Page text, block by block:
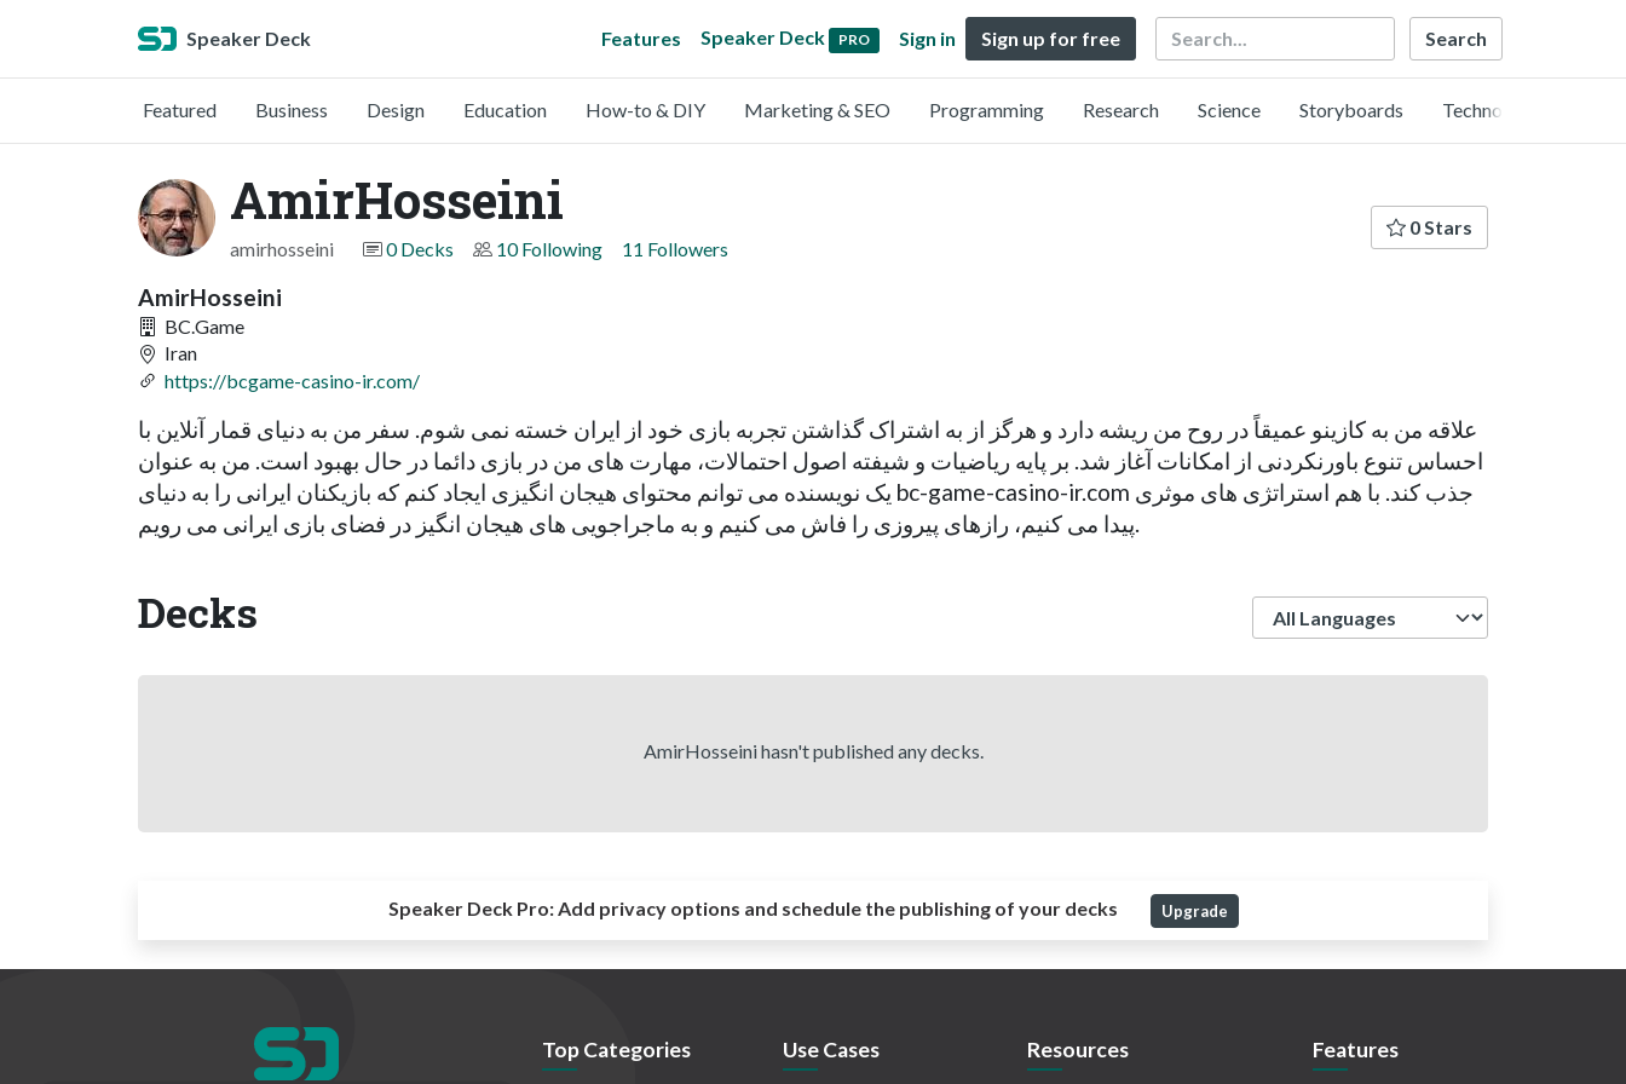
Speaker Deck Features Speaker Deck PRO Sign in Sign up for free Search
Featured Business Design Education How-to & DIY Marketing & SEO Programming Research Science Storyboards Technology
AmirHosseini
amirhosseini 0 Decks 10 Following 11 Followers
0 Stars
AmirHosseini
BC.Game
Iran
https://bcgame-casino-ir.com/
علاقه من به کازینو عمیقاً در روح من ریشه دارد و هرگز از به اشتراک گذاشتن تجربه بازی خود از ایران خسته نمی شوم. سفر من به دنیای قمار آنلاین با
احساس تنوع باورنکردنی از امکانات آغاز شد. بر پایه ریاضیات و شیفته اصول احتمالات، مهارت های من در بازی دائما در حال بهبود است. من به عنوان
یک نویسنده می توانم محتوای هیجان انگیزی ایجاد کنم که بازیکنان ایرانی را به دنیای bc-game-casino-ir.com جذب کند. با هم استراتژی های موثری
پیدا می کنیم، رازهای پیروزی را فاش می کنیم و به ماجراجویی های هیجان انگیز در فضای بازی ایرانی می رویم.
Decks
AmirHosseini hasn't published any decks.
Speaker Deck Pro:Add privacy options and schedule the publishing of your decks Upgrade
Top Categories Use Cases Resources Features